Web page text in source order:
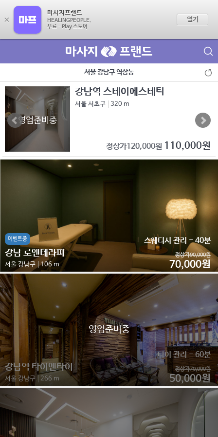
서울 강남구 역삼동
영업준비중
강남역 스테이에스테틱
서울 서초구 320 m
정상가120,000원 110,000원
강남 로엔테라피
서울 강남구 106 m
이벤트중 스웨디시 관리 - 40분
정상가90,000원
70,000원
강남역 타이앤타이
서울 강남구 266 m
타이 관리 - 60분
정상가70,000원
50,000원
영업준비중
×
마사지프랜드
HEALINGPEOPLE.
무료 - Play 스토어
열기